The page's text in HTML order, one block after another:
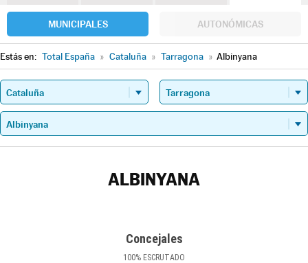
MUNICIPALES AUTONÓMICAS
Estás en: Total España » Cataluña » Tarragona » Albinyana
ALBINYANA
Concejales
100% ESCRUTADO